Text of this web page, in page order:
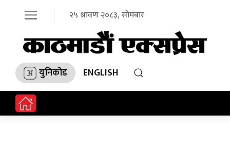
२५ श्रावण २०८३, सोमबार
युनिकोड ENGLISH